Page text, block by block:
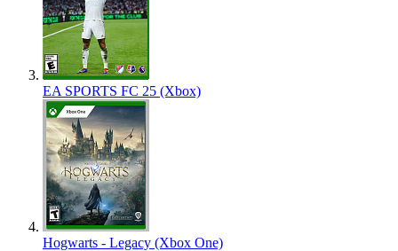
EA SPORTS FC 25 (Xbox)
Hogwarts - Legacy (Xbox One)